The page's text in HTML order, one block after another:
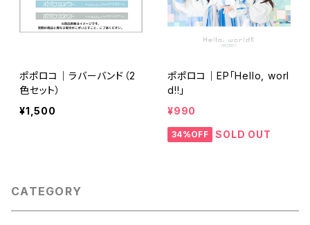
ポポロコ｜ラバーバンド（2
色セット）
¥1,500
ポポロコ｜EP「Hello, worl
d!!」
¥990
34%OFF SOLD OUT
CATEGORY